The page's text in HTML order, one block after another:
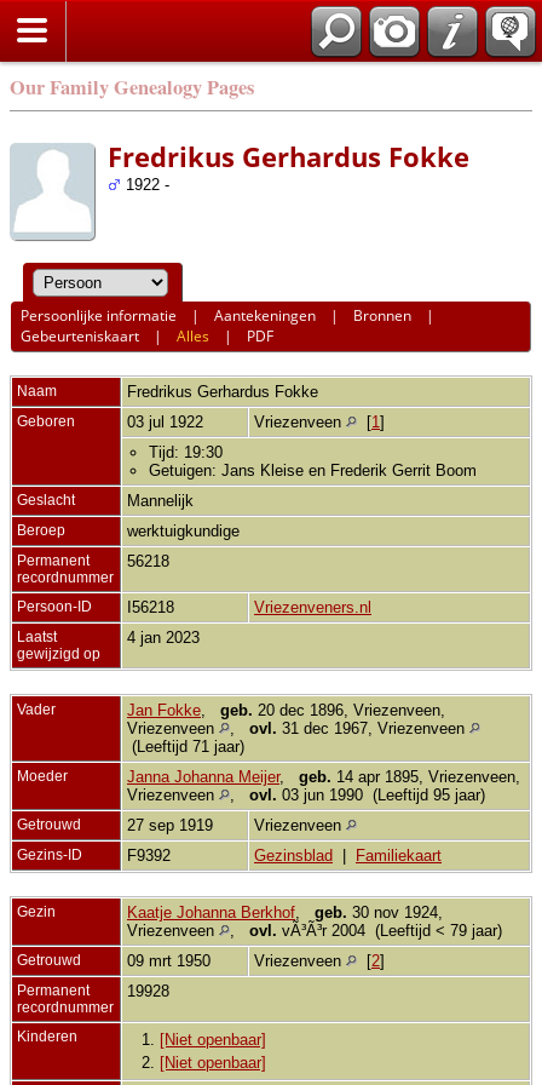
Our Family Genealogy Pages
Fredrikus Gerhardus Fokke
1922 -
Persoonlijke informatie |Aantekeningen | Bronnen |
Gebeurteniskaart |Alles | PDF
Naam Fredrikus Gerhardus Fokke
Geboren 03 jul 1922 Vriezenveen [1 ]
Tijd: 19:30
Getuigen: Jans Kleise en Frederik Gerrit Boom
Geslacht Mannelijk
Beroep werktuigkundige
Permanent
recordnummer
56218
Persoon-ID I56218 Vriezenveners.nl
Laatst
gewijzigd op
4 jan 2023
Vader Jan Fokke geb. 20 dec 1896, Vriezenveen,
Vriezenveen
ovl. 31 dec 1967, Vriezenveen
(Leeftijd 71 jaar)
Moeder Janna Johanna Meijer, geb. 14 apr 1895, Vriezenveen,
Vriezenveen
ovl. 03 jun 1990 (Leeftijd 95 jaar)
Getrouwd 27 sep 1919 Vriezenveen
Gezins-ID F9392 Gezinsblad Familiekaart
Gezin Kaatje Johanna Berkhof geb. 30 nov 1924,
Vriezenveen
ovl. vÃ³Ã³r 2004 (Leeftijd < 79 jaar)
Getrouwd 09 mrt 1950 Vriezenveen [2]
Permanent
recordnummer
19928
Kinderen 1.
[Niet openbaar]
2.
[Niet openbaar]